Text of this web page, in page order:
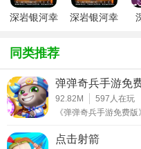
深岩银河幸
深岩银河幸
同类推荐
弹弹奇兵手游免
92.82M 597 人在玩
《弹弹奇兵手游免费
点击射箭